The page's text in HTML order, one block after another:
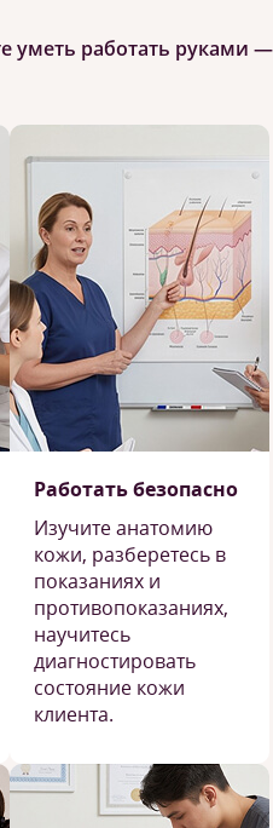
уметь работать руками —
Работать безопасно
Изучите анатомию
кожи, разберетесь в
показаниях и
противопоказаниях,
научитесь
диагностировать
состояние кожи
клиента.